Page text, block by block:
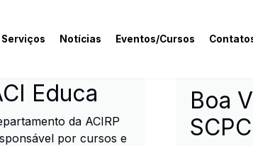
Notícias Eventos/Cursos
e
Educa
da ACIRP
por cursos e
Boa
SCPC